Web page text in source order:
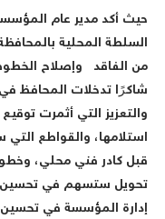
أكد مدير عام المؤسسة
المحلية
الفاقد وإصلاح الخطوط
تدخلات المحافظ في
التي أثمرت توقيع
والقواطع التي
ستسهم في تحسين
المؤسسة في تحسين